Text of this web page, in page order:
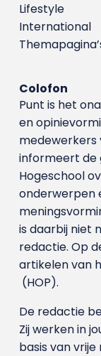
Lifestyle
International
Colofon
Punt is het
en
medewerkers
informeert de
Hogeschool
onderwerpen
is daarbij niet
redactie. Op
artikelen van
(HOP).
De redactie
Zij werken in
basis van